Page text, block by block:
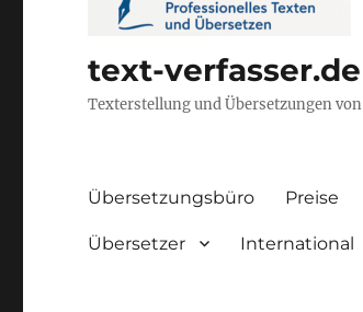
text-
Texterstellung und Übersetzungen
Übersetzungsbüro Preise
Übersetzer International